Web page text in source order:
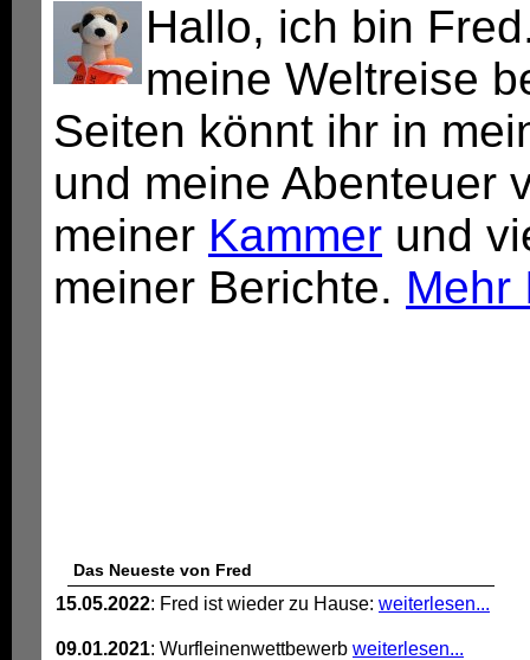
Hallo, ich bin
meine Weltreise
Seiten könnt ihr in
und meine Abenteuer
meiner Kammer und
meiner Berichte. Mehr
Das Neueste von Fred
15.05.2022: Fred ist wieder zu Hause: weiterlesen...
09.01.2021: Wurfleinenwettbewerb weiterlesen...